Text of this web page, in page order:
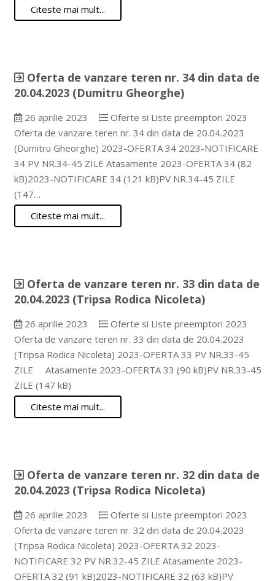
Citeste mai mult...
Oferta de vanzare teren nr. 34 din data de
20.04.2023 (Dumitru Gheorghe)
26 aprilie 2023
Oferte si Liste preemptori 2023
Oferta de vanzare teren nr. 34 din data de 20.04.2023
(Dumitru Gheorghe) 2023-OFERTA 34 2023-NOTIFICARE
34 PV NR.34-45 ZILE Atasamente 2023-OFERTA 34 (82
kB)2023-NOTIFICARE 34 (121 kB)PV NR.34-45 ZILE
(147…
Citeste mai mult...
Oferta de vanzare teren nr. 33 din data de
20.04.2023 (Tripsa Rodica Nicoleta)
26 aprilie 2023
Oferte si Liste preemptori 2023
Oferta de vanzare teren nr. 33 din data de 20.04.2023
(Tripsa Rodica Nicoleta) 2023-OFERTA 33 PV NR.33-45
ZILE Atasamente 2023-OFERTA 33 (90 kB)PV NR.33-45
ZILE (147 kB)
Citeste mai mult...
Oferta de vanzare teren nr. 32 din data de
20.04.2023 (Tripsa Rodica Nicoleta)
26 aprilie 2023
Oferte si Liste preemptori 2023
Oferta de vanzare teren nr. 32 din data de 20.04.2023
(Tripsa Rodica Nicoleta) 2023-OFERTA 32 2023-
NOTIFICARE 32 PV NR.32-45 ZILE Atasamente 2023-
OFERTA 32 (91 kB)2023-NOTIFICARE 32 (63 kB)PV